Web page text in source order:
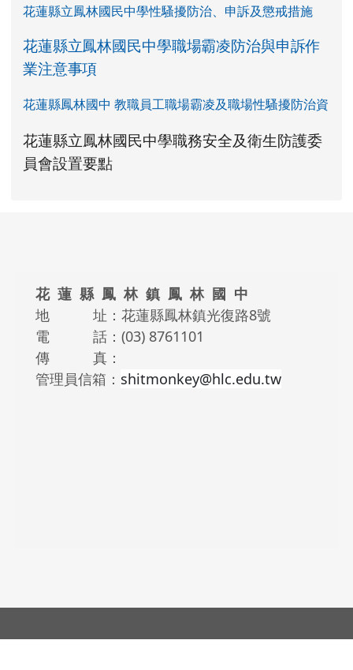
花蓮縣立鳳林國民中學性騷擾防治、申訴及懲戒措施
花蓮縣立鳳林國民中學職場霸凌防治與申訴作
業注意事項
花蓮縣鳳林國中 教職員工職場霸凌及職場性騷擾防治資
link to https://www.fles.hlc.edu.tw/uploads/tad_blocks/file/
花蓮縣立鳳林國民中學職務安全及衛生防護委
員會設置要點花蓮縣立鳳林國民中學職務安全及衛生防
花蓮縣立鳳林國民中學職務安全及衛生防
link to https://www.fles.hlc.edu.tw/uploads/
link to https://www.fles.hlc.edu.tw/uploads/
花 蓮 縣 鳳 林 鎮 鳳 林 國 中
地 址：花蓮縣鳳林鎮光復路8號
電 話：(03) 8761101
傳 真：
管理員信箱： shitmonkey@hlc.edu.tw